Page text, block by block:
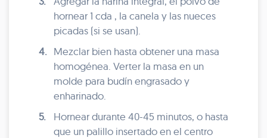
hornear 1 cda , la canela y las nueces
picadas (si se usan).
4.
Mezclar bien hasta obtener una masa
homogénea. Verter la masa en un
molde para budín engrasado y
enharinado.
5.
Hornear durante 40-45 minutos, o hasta
que un palillo insertado en el centro